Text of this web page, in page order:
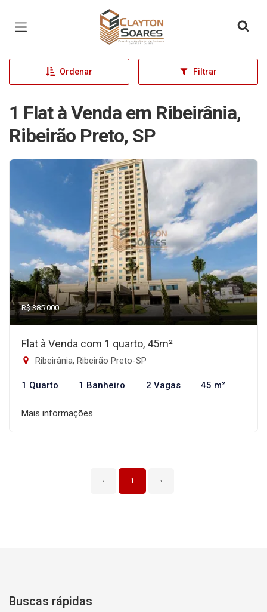
Página inicial
Ordenar Filtrar
1 Flat à Venda em Ribeirânia,
Ribeirão Preto, SP
R$ 385.000
Flat à Venda com 1 quarto, 45m²
Ribeirânia, Ribeirão Preto-SP
1 Quarto 1 Banheiro 2 Vagas 45 m²
Mais informações
‹ 1 ›
Buscas rápidas